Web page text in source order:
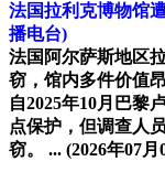
法国拉利克博物馆
播电台)
法国阿尔萨斯地区
窃，馆内多件价值
自2025年10月巴黎
点保护，但调查人
窃。 ... (2026年07月